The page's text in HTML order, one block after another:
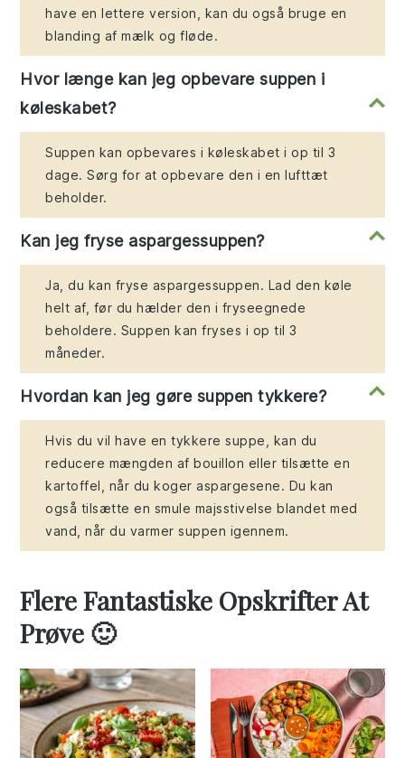
have en lettere version, kan du også bruge en
blanding af mælk og fløde.
Hvor længe kan jeg opbevare suppen i
køleskabet?
Suppen kan opbevares i køleskabet i op til 3
dage. Sørg for at opbevare den i en lufttæt
beholder.
Kan jeg fryse aspargessuppen?
Ja, du kan fryse aspargessuppen. Lad den køle
helt af, før du hælder den i fryseegnede
beholdere. Suppen kan fryses i op til 3
måneder.
Hvordan kan jeg gøre suppen tykkere?
Hvis du vil have en tykkere suppe, kan du
reducere mængden af bouillon eller tilsætte en
kartoffel, når du koger aspargesene. Du kan
også tilsætte en smule majsstivelse blandet med
vand, når du varmer suppen igennem.
Flere Fantastiske Opskrifter At
Prøve 🙂